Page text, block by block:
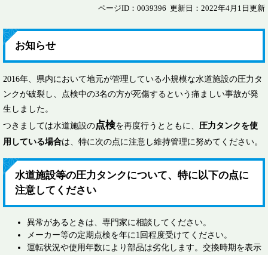
ページID：0039396 更新日：2022年4月1日更新
お知らせ
2016年、県内において地元が管理している小規模な水道施設の圧力タ
ンクが破裂し、点検中の3名の方が死傷するという痛ましい事故が発
生しました。
つきましては水道施設の点検を再度行うとともに、 圧力タンクを使
用している場合は、特に次の点に注意し維持管理に努めてください。
水道施設等の圧力タンクについて、特に以下の点に
注意してください
異常があるときは、専門家に相談してください。
メーカー等の定期点検を年に1回程度受けてください。
運転状況や使用年数により部品は劣化します。交換時期を表示